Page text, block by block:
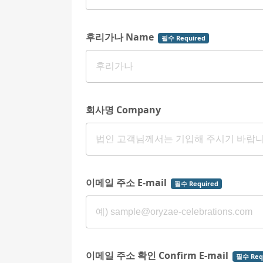
후리가나 Name 필수 Required
회사명 Company
이메일 주소 E-mail 필수 Required
이메일 주소 확인 Confirm E-mail 필수